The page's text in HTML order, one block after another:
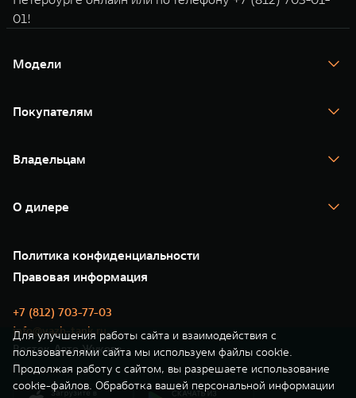
01!
Модели
TANK 400
TANK 500
Покупателям
Тест-драйв
TANK Финансы
Корпоративным клиентам
Зарядные станции
Владельцам
Помощь на дороге
Новые цифровые сервисы TANK
Сервис
Нулевое ТО
Моторные масла
О дилере
35 лет GWM
GWM ТЕХ ДЕНЬ
Новости
Политика конфиденциальности
Правовая информация
+7 (812) 703-77-03
info@vazh-tank.ru
Восток-Авто Жукова
Для улучшения работы сайта и взаимодействия с
пользователями сайта мы используем файлы cookie.
Продолжая работу с сайтом, вы разрешаете использование
cookie-файлов. Обработка вашей персональной информации